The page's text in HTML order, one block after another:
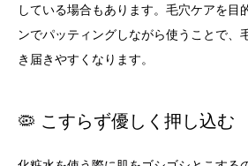
している場合もあります。毛穴ケアを目
ンでパッティングしながら使うことで、
き届きやすくなります。
🦠 こすらず優しく押し込む